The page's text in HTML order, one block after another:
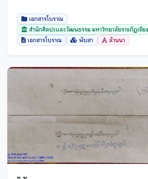
เอกสารโบราณ
สำนักศิลปะและวัฒนธรรม มหาวิทยาลัยราชภัฏเชียง
เอกสารโบราณ
พับสา ล้านนา